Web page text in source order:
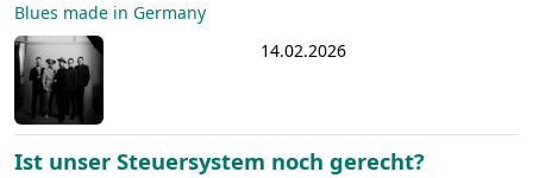
Blues made in Germany
14.02.2026
Ist unser Steuersystem noch gerecht?